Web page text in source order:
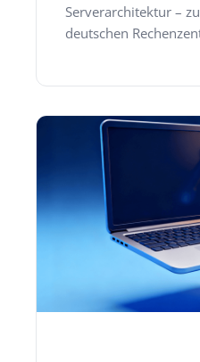
Serverarchitektur –
deutschen